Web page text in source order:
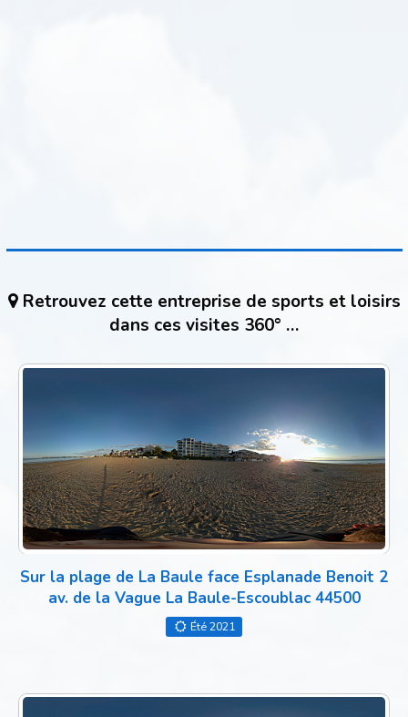
Retrouvez cette entreprise de sports et loisirs
dans ces visites 360° …
Sur la plage de La Baule face Esplanade Benoit 2
av. de la Vague La Baule-Escoublac 44500
Été 2021